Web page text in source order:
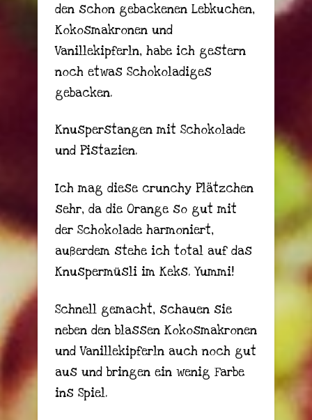
den schon gebackenen Lebkuchen,
Kokosmakronen und
Vanillekipferln, habe ich gestern
noch etwas Schokoladiges
gebacken.
Knusperstangen mit Schokolade
und Pistazien.
Ich mag diese crunchy Plätzchen
sehr, da die Orange so gut mit
der Schokolade harmoniert,
außerdem stehe ich total auf das
Knuspermüsli im Keks. Yummi!
Schnell gemacht, schauen sie
neben den blassen Kokosmakronen
und Vanillekipferln auch noch gut
aus und bringen ein wenig Farbe
ins Spiel.